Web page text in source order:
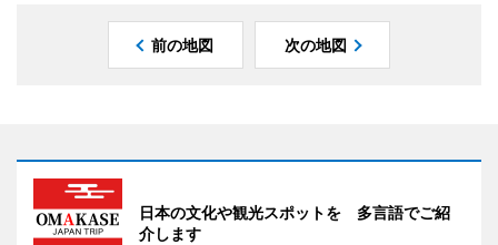
前の地図 次の地図
日本の文化や観光スポットを 多言語でご紹
介します